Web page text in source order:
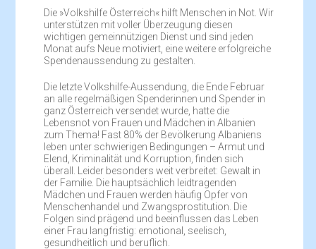
Die »Volkshilfe Österreich« hilft Menschen in Not. Wir
unterstützen mit voller Überzeugung diesen
wichtigen gemeinnützigen Dienst und sind jeden
Monat aufs Neue motiviert, eine weitere erfolgreiche
Spendenaussendung zu gestalten.
Die letzte Volkshilfe-Aussendung, die Ende Februar
an alle regelmäßigen Spenderinnen und Spender in
ganz Österreich versendet wurde, hatte die
Lebensnot von Frauen und Mädchen in Albanien
zum Thema! Fast 80% der Bevölkerung Albaniens
leben unter schwierigen Bedingungen – Armut und
Elend, Kriminalität und Korruption, finden sich
überall. Leider besonders weit verbreitet: Gewalt in
der Familie. Die hauptsächlich leidtragenden
Mädchen und Frauen werden häufig Opfer von
Menschenhandel und Zwangsprostitution. Die
Folgen sind prägend und beeinflussen das Leben
einer Frau langfristig: emotional, seelisch,
gesundheitlich und beruflich.